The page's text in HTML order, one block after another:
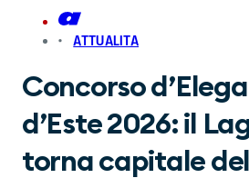
ATTUALITA
Concorso
d’Este 2026: il
torna capitale